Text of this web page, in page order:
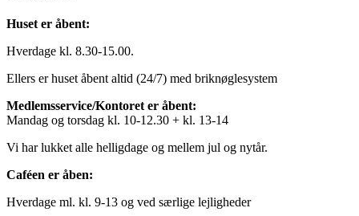
Huset er åbent:
Hverdage kl. 8.30-15.00.
Ellers er huset åbent altid (24/7) med briknøglesystem
Medlemsservice/Kontoret er åbent:
Mandag og torsdag kl. 10-12.30 + kl. 13-14
Vi har lukket alle helligdage og mellem jul og nytår.
Caféen er åben:
Hverdage ml. kl. 9-13 og ved særlige lejligheder